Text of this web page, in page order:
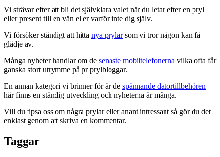
Vi strävar efter att bli det självklara valet när du letar efter en pryl
eller present till en vän eller varför inte dig själv.
Vi försöker ständigt att hitta nya prylarsom vi tror någon kan få
glädje av.
Många nyheter handlar om de senaste mobiltelefonerna vilka ofta får
ganska stort utrymme på pr prylbloggar.
En annan kategori vi brinner för är de spännande datortillbehören
här finns en ständig utveckling och nyheterna är många.
Vill du tipsa oss om några prylar eller anant intressant så gör du det
enklast genom att skriva en kommentar.
Taggar